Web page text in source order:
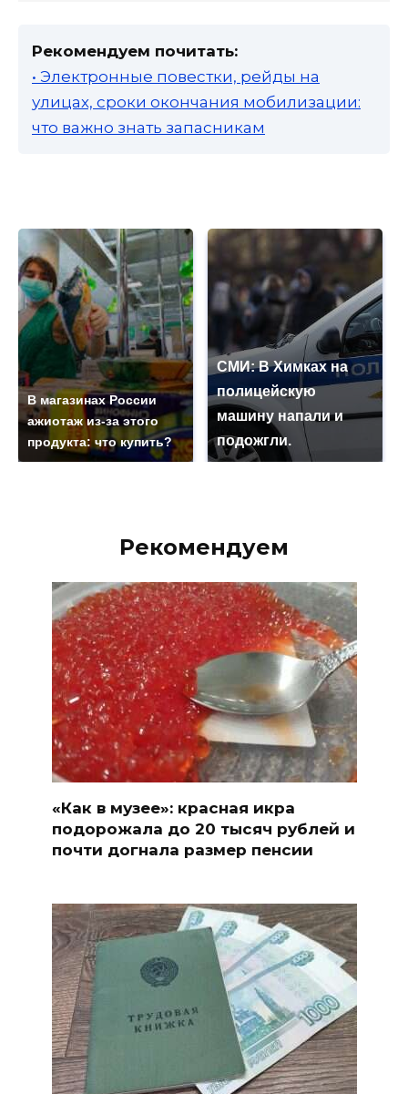
Рекомендуем почитать:
• Электронные повестки, рейды на
улицах, сроки окончания мобилизации:
что важно знать запасникам
В магазинах России
ажиотаж из-за этого
продукта: что купить?
СМИ: В Химках на
полицейскую
машину напали и
подожгли.
Рекомендуем
«Как в музее»: красная икра
подорожала до 20 тысяч рублей и
почти догнала размер пенсии